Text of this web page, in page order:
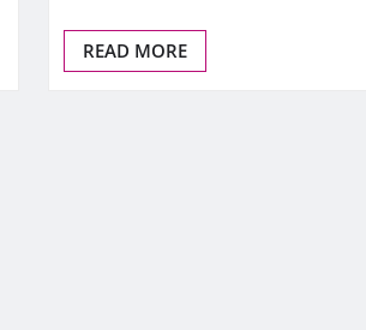
READ MORE